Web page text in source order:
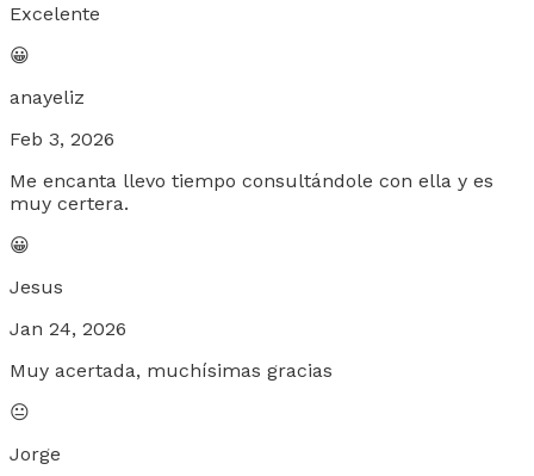
Excelente
😀
anayeliz
Feb 3, 2026
Me encanta llevo tiempo consultándole con ella y es
muy certera.
😀
Jesus
Jan 24, 2026
Muy acertada, muchísimas gracias
😐
Jorge